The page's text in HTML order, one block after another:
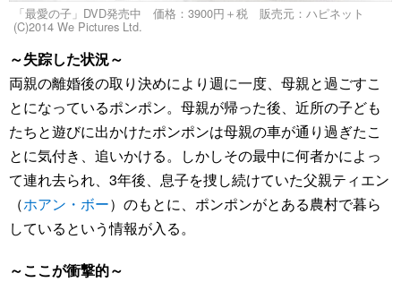
「最愛の子」DVD発売中 価格：3900円＋税 販売元：ハピネット
(C)2014 We Pictures Ltd.
～失踪した状況～
両親の離婚後の取り決めにより週に一度、母親と過ごすこ
とになっているポンポン。母親が帰った後、近所の子ども
たちと遊びに出かけたポンポンは母親の車が通り過ぎたこ
とに気付き、追いかける。しかしその最中に何者かによっ
て連れ去られ、3年後、息子を捜し続けていた父親ティエン
（ホアン・ボー）のもとに、ポンポンがとある農村で暮ら
しているという情報が入る。
～ここが衝撃的～